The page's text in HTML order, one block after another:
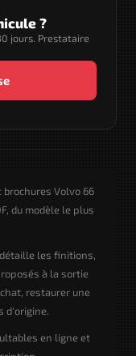
?
jours. Prestataire
Volvo 66
du modèle le plus
les finitions,
à la sortie
restaurer une
d'origine.
en ligne et